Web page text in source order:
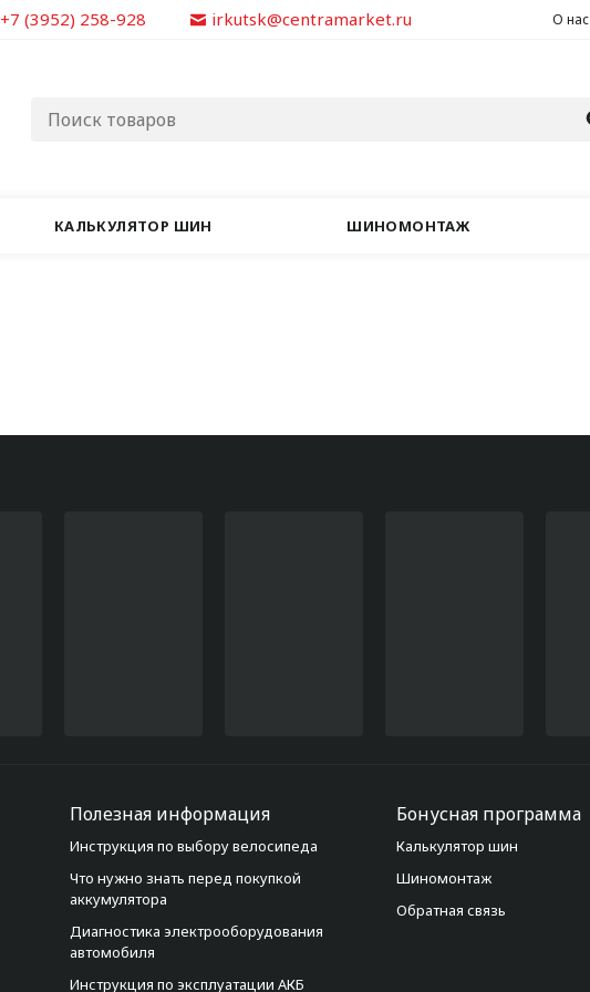
+7 (3952) 258-928 irkutsk@centramarket.ru О нас
КАЛЬКУЛЯТОР ШИН ШИНОМОНТАЖ
Полезная информация
Инструкция по выбору велосипеда
Что нужно знать перед покупкой
аккумулятора
Диагностика электрооборудования
автомобиля
Инструкция по эксплуатации АКБ
Бонусная программа
Калькулятор шин
Шиномонтаж
Обратная связь